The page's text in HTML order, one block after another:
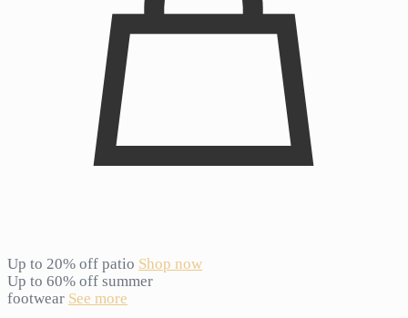
Up to 20% off patio Shop now
Up to 60% off summer
footwear See more